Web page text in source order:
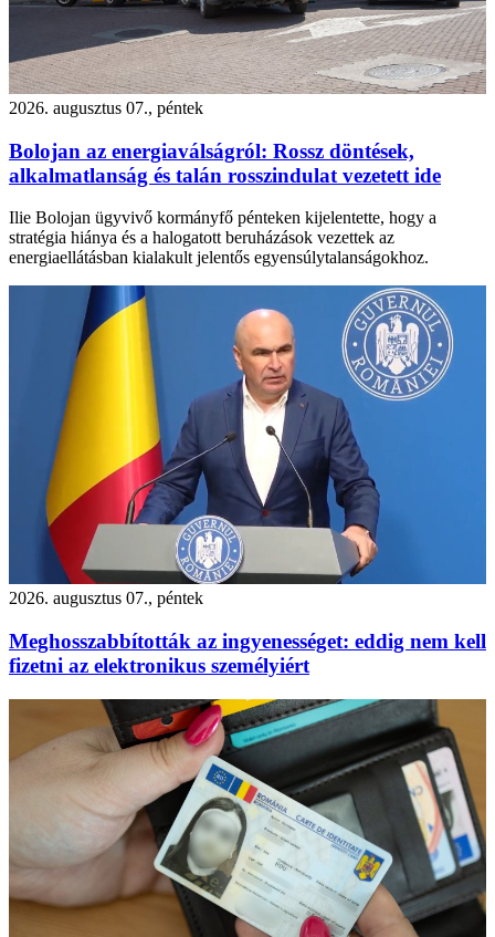
2026. augusztus 07., péntek
Bolojan az energiaválságról: Rossz döntések,
alkalmatlanság és talán rosszindulat vezetett ide
Ilie Bolojan ügyvivő kormányfő pénteken kijelentette, hogy a
stratégia hiánya és a halogatott beruházások vezettek az
energiaellátásban kialakult jelentős egyensúlytalanságokhoz.
2026. augusztus 07., péntek
Meghosszabbították az ingyenességet: eddig nem kell
fizetni az elektronikus személyiért